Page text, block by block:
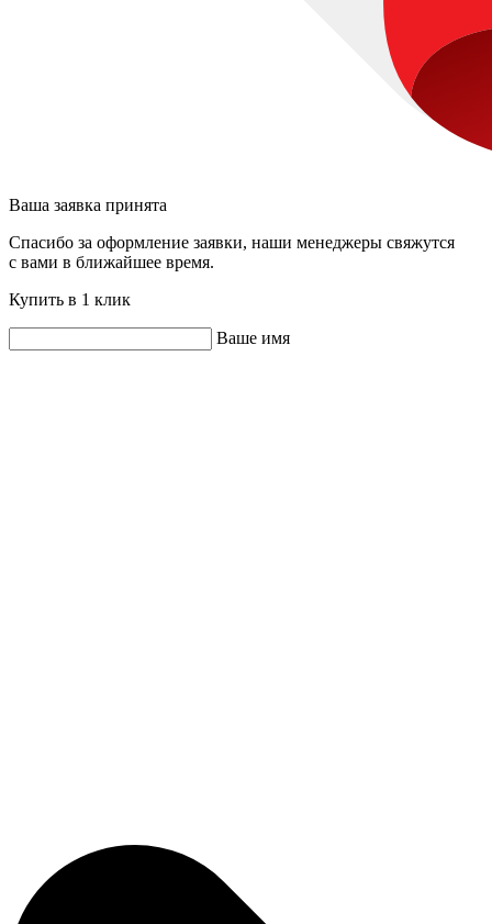
Ваша заявка принята
Спасибо за оформление заявки, наши менеджеры свяжутся
с вами в ближайшее время.
Купить в 1 клик
Ваше имя